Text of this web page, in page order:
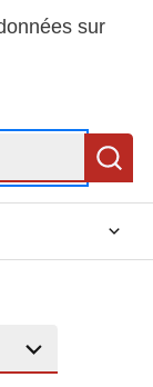
sur